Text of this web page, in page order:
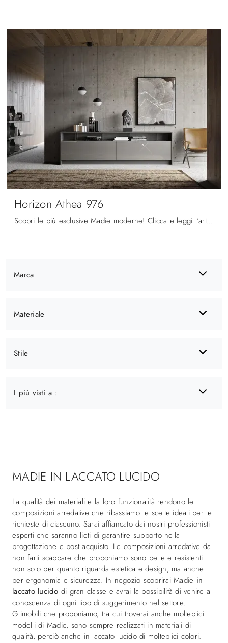
Marca
Materiale
Stile
I più visti a :
Horizon Athea 976
Scopri le più esclusive Madie moderne! Clicca e leggi l'articolo: madia Horizon Athea 976 in laccato lucido, soluzione pratica e sofisticata.
MADIE IN LACCATO LUCIDO
La qualità dei materiali e la loro funzionalità rendono le
composizioni arredative che ribassiamo le scelte ideali per le
richieste di ciascuno. Sarai affiancato dai nostri professionisti
esperti che saranno lieti di garantire supporto nella
progettazione e post acquisto. Le composizioni arredative da
non farti scappare che proponiamo sono belle e resistenti
non solo per quanto riguarda estetica e design, ma anche
per ergonomia e sicurezza. In negozio scoprirai Madie in
laccato lucido di gran classe e avrai la possibilità di venire a
conoscenza di ogni tipo di suggerimento nel settore.
Glimobili che proponiamo, tra cui troverai anche molteplici
modelli di Madie, sono sempre realizzati in materiali di
qualità, perciò anche in laccato lucido di molteplici colori.